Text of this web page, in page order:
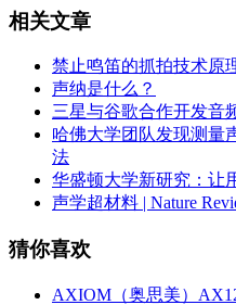
相关文章
禁止鸣笛的抓拍技术原
声纳是什么？
三星与谷歌合作开发音
哈佛大学团队发现测量
法
华盛顿大学新研究：让
声学超材料 | Nature
猜你喜欢
AXIOM（奥思美）